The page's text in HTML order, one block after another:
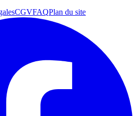
CGVFAQPlan du site